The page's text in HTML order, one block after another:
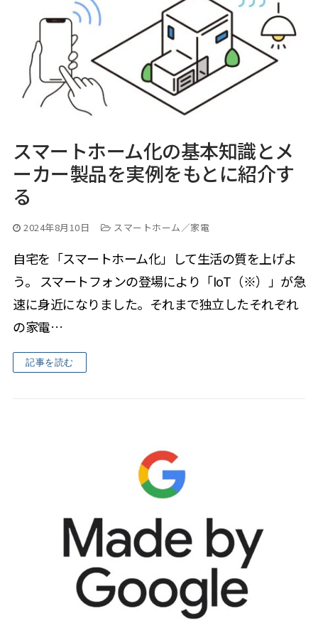
スマートホーム化の基本知識とメ
ーカー製品を実例をもとに紹介す
る
2024年8月10日 スマートホーム／家電
自宅を「スマートホーム化」して生活の質を上げよ
う。 スマートフォンの登場により「IoT（※）」が急
速に身近になりました。それまで独立したそれぞれ
の家電…
記事を読む